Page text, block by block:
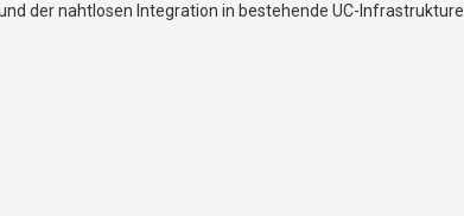
der nahtlosen Integration in bestehende UC-